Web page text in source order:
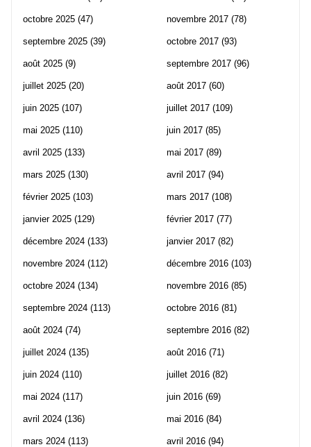
octobre 2025 (47)
septembre 2025 (39)
août 2025 (9)
juillet 2025 (20)
juin 2025 (107)
mai 2025 (110)
avril 2025 (133)
mars 2025 (130)
février 2025 (103)
janvier 2025 (129)
décembre 2024 (133)
novembre 2024 (112)
octobre 2024 (134)
septembre 2024 (113)
août 2024 (74)
juillet 2024 (135)
juin 2024 (110)
mai 2024 (117)
avril 2024 (136)
mars 2024 (113)
novembre 2017 (78)
octobre 2017 (93)
septembre 2017 (96)
août 2017 (60)
juillet 2017 (109)
juin 2017 (85)
mai 2017 (89)
avril 2017 (94)
mars 2017 (108)
février 2017 (77)
janvier 2017 (82)
décembre 2016 (103)
novembre 2016 (85)
octobre 2016 (81)
septembre 2016 (82)
août 2016 (71)
juillet 2016 (82)
juin 2016 (69)
mai 2016 (84)
avril 2016 (94)